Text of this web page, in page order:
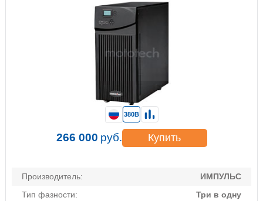
Производитель:
ИМПУЛЬС
Тип фазности:
Три в одну
380В
266 000 руб. Купить